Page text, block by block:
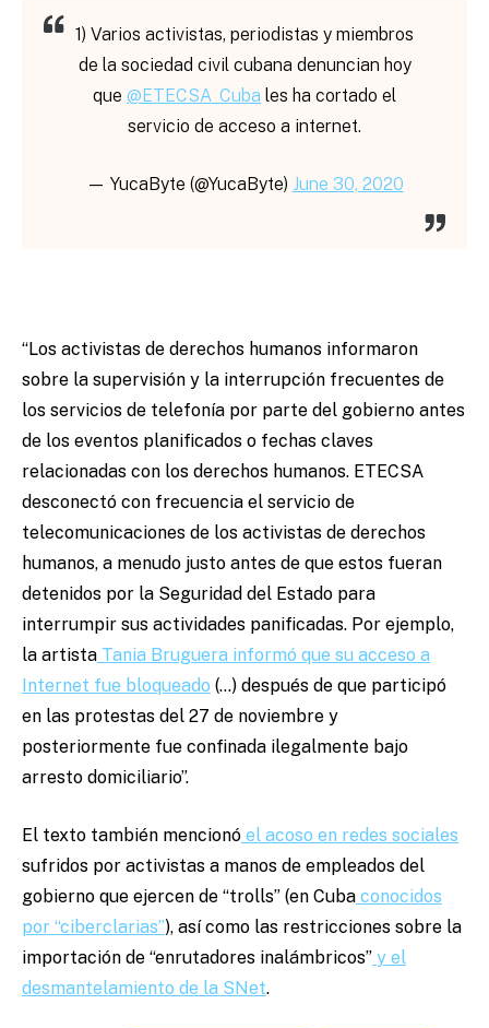
1) Varios activistas, periodistas y miembros
de la sociedad civil cubana denuncian hoy
que @ETECSA_Cuba les ha cortado el
servicio de acceso a internet.
— YucaByte (@YucaByte) June 30, 2020
“Los activistas de derechos humanos informaron
sobre la supervisión y la interrupción frecuentes de
los servicios de telefonía por parte del gobierno antes
de los eventos planificados o fechas claves
relacionadas con los derechos humanos. ETECSA
desconectó con frecuencia el servicio de
telecomunicaciones de los activistas de derechos
humanos, a menudo justo antes de que estos fueran
detenidos por la Seguridad del Estado para
interrumpir sus actividades panificadas. Por ejemplo,
la artista Tania Bruguera informó que su acceso a
Internet fue bloqueado (…) después de que participó
en las protestas del 27 de noviembre y
posteriormente fue confinada ilegalmente bajo
arresto domiciliario”.
El texto también mencionó el acoso en redes sociales
sufridos por activistas a manos de empleados del
gobierno que ejercen de “trolls” (en Cuba conocidos
por “ciberclarias”), así como las restricciones sobre la
importación de “enrutadores inalámbricos” y el
desmantelamiento de la SNet.